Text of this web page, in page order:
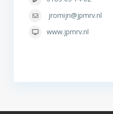
jromijn@jpmrv.nl
www.jpmrv.nl